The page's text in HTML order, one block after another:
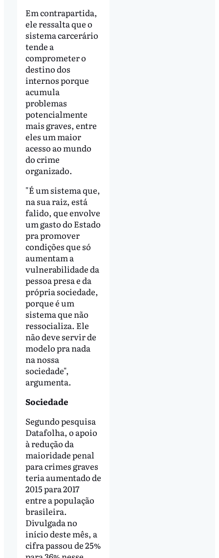
Em contrapartida,
ele ressalta que o
sistema carcerário
tende a
comprometer o
destino dos
internos porque
acumula
problemas
potencialmente
mais graves, entre
eles um maior
acesso ao mundo
do crime
organizado.
"É um sistema que,
na sua raiz, está
falido, que envolve
um gasto do Estado
pra promover
condições que só
aumentam a
vulnerabilidade da
pessoa presa e da
própria sociedade,
porque é um
sistema que não
ressocializa. Ele
não deve servir de
modelo pra nada
na nossa
sociedade",
argumenta.
Sociedade
Segundo pesquisa
Datafolha, o apoio
à redução da
maioridade penal
para crimes graves
teria aumentado de
2015 para 2017
entre a população
brasileira.
Divulgada no
início deste mês, a
cifra passou de 25%